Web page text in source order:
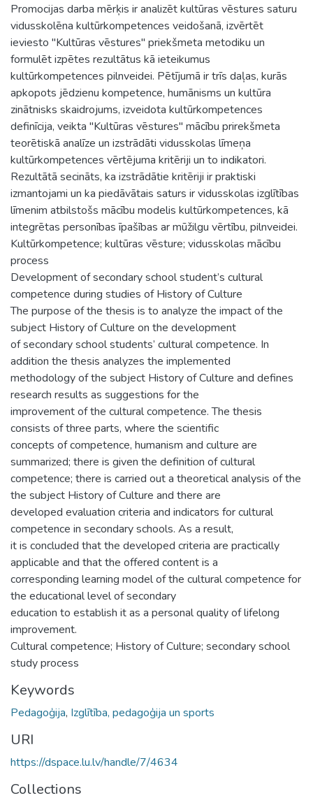
Promocijas darba mērķis ir analizēt kultūras vēstures saturu
vidusskolēna kultūrkompetences veidošanā, izvērtēt
ieviesto "Kultūras vēstures" priekšmeta metodiku un
formulēt izpētes rezultātus kā ieteikumus
kultūrkompetences pilnveidei. Pētījumā ir trīs daļas, kurās
apkopots jēdzienu kompetence, humānisms un kultūra
zinātnisks skaidrojums, izveidota kultūrkompetences
definīcija, veikta "Kultūras vēstures" mācību prirekšmeta
teorētiskā analīze un izstrādāti vidusskolas līmeņa
kultūrkompetences vērtējuma kritēriji un to indikatori.
Rezultātā secināts, ka izstrādātie kritēriji ir praktiski
izmantojami un ka piedāvātais saturs ir vidusskolas izglītības
līmenim atbilstošs mācību modelis kultūrkompetences, kā
integrētas personības īpašības ar mūžilgu vērtību, pilnveidei.
Kultūrkompetence; kultūras vēsture; vidusskolas mācību
process
Development of secondary school student’s cultural
competence during studies of History of Culture
The purpose of the thesis is to analyze the impact of the
subject History of Culture on the development
of secondary school students’ cultural competence. In
addition the thesis analyzes the implemented
methodology of the subject History of Culture and defines
research results as suggestions for the
improvement of the cultural competence. The thesis
consists of three parts, where the scientific
concepts of competence, humanism and culture are
summarized; there is given the definition of cultural
competence; there is carried out a theoretical analysis of the
the subject History of Culture and there are
developed evaluation criteria and indicators for cultural
competence in secondary schools. As a result,
it is concluded that the developed criteria are practically
applicable and that the offered content is a
corresponding learning model of the cultural competence for
the educational level of secondary
education to establish it as a personal quality of lifelong
improvement.
Cultural competence; History of Culture; secondary school
study process
Keywords
Pedagoģija, Izglītība, pedagoģija un sports
URI
https://dspace.lu.lv/handle/7/4634
Collections